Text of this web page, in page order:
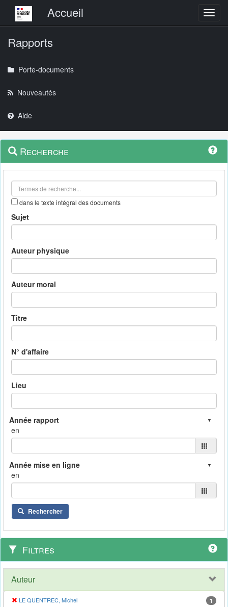
Menu principalAccueil
Rapports
Porte-documents
Nouveautés
Aide
Navigation
outils
Menu
contextuel
Recherche
dans le texte intégral des documents
Sujet
Auteur physique
Auteur moral
Titre
N° d'affaire
Lieu
en
en
Rechercher
Filtres
Auteur
LE QUENTREC, Michel 1